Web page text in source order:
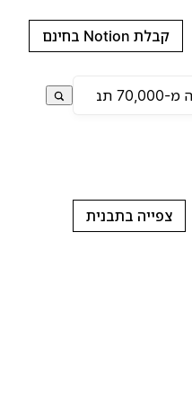
קבלת Notion בחינם
צפייה בתבנית